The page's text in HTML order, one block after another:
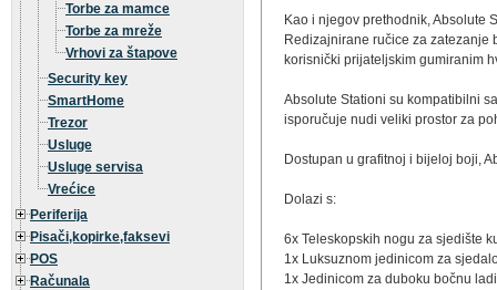
Torbe za mamce
Torbe za mreže
Vrhovi za štapove
Security key
SmartHome
Trezor
Usluge
Usluge servisa
Vrećice
Periferija
Pisači,kopirke,faksevi
POS
Računala
Kao i njegov prethodnik, Absolute
Redizajnirane ručice za
korisnički prijateljskim gumiranim
Absolute Stationi su kompatibilni
isporučuje nudi veliki prostor za
Dostupan u grafitnoj i bijeloj boji,
Dolazi s:
6x Teleskopskih nogu za sjedište
1x Luksuznom jedinicom za
1x Jedinicom za duboku bočnu